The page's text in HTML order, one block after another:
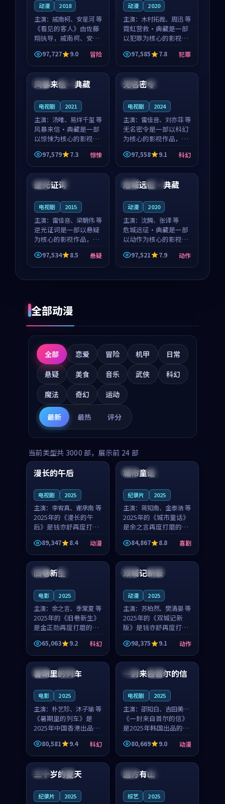
动漫 2018
主演： 戚南柯、安星河 等
《看见的客人》由佐藤
翔执导，戚南柯、安星
河领衔主演，是一部
2018年上映的泰国冒险
动漫。影片以海岸抒情
为切入，呈现一段从初
遇到告别都浸着真实情
97,727 9.0 冒险
动漫 2020
主演： 木村拓哉、周迅 等
霓虹营救·典藏是一部
以犯罪为核心的影视作
品，围绕危机、反转与
人物成长展开，整体节
奏紧凑，值得推荐观
看。
97,585 7.8 犯罪
中国 院线
风暴来信·典藏
电视剧 2021
主演： 汤唯、易烊千玺 等
风暴来信·典藏是一部
以惊悚为核心的影视作
品，围绕危机、反转与
人物成长展开，整体节
奏紧凑，值得推荐观
97,579 7.3 惊悚
英国 院线
无名密令
电视剧 2024
主演： 雷佳音、刘亦菲 等
无名密令是一部以科幻
为核心的影视作品，围
绕危机、反转与人物成
长展开，整体节奏紧
凑，值得推荐观看。
97,558 9.1 科幻
韩国 4K
逆光证词
电视剧 2015
主演： 雷佳音、梁朝伟 等
逆光证词是一部以悬疑
为核心的影视作品，围
绕危机、反转与人物成
长展开，整体节奏紧
凑，值得推荐观看。
97,534 8.5 悬疑
中国 杜比
危城远征·典藏
动漫 2020
主演： 沈腾、张译 等
危城远征·典藏是一部
以动作为核心的影视作
品，围绕危机、反转与
人物成长展开，整体节
奏紧凑，值得推荐观
97,521 7.9 动作
全部动漫
全部 恋爱 冒险 机甲
日常
悬疑
美食 音乐 武侠
科幻
魔法
奇幻 运动
最新 最热 评分
当前类型共 3000 部，展示前 24 部
中国 高分
99:16
漫长的午后
电视剧 2025
主演： 李宥真、谢承南 等
2025年的《漫长的午
后》是钱亦舒再度打磨
的动漫佳作。中国大陆
的取景与海岛日常的氛
围相互成就，李宥真与
谢承南的对手戏自然克
制，让整部影片在悬念
89,347 8.4 动漫
美国 院线
城市童话
纪录片 2025
主演： 蒋知南、金泰浩 等
2025年的《城市童话》
是余之言再度打磨的喜
剧佳作。美国的取景与
历史战争的氛围相互成
就，蒋知南与金泰浩的
对手戏自然克制，让整
部影片在悬念与温度
84,867 8.8 喜剧
英国 完结
旧巷新生
电影 2025
主演： 余之言、季棠夏 等
2025年的《旧巷新生》
是金正勋再度打磨的科
幻佳作。英国的取景与
雨夜物语的氛围相互成
就，余之言与季棠夏的
对手戏自然克制，让整
部影片在悬念与温度
65,063 9.2 科幻
中国 独播
双城记新版
动漫 2025
主演： 苏柏然、樊清晏 等
2025年的《双城记新
版》是钱亦舒再度打磨
的动作佳作。中国大陆
的取景与沙漠探险的氛
围相互成就，苏柏然与
樊清晏的对手戏自然克
制，让整部影片在悬念
98,375 9.1 动作
中国 杜比
暑期里的列车
电影 2025
主演： 朴艺珍、沐子瑜 等
《暑期里的列车》是
2025年中国香港出品的
科幻新作，主创团队希
望用城市夜归人的故事
让观众停下来想一想。
朴艺珍领衔，沐子瑜担
任重要角色，郑书延的
80,581 9.4 科幻
韩国 热播
一封来自首尔的信
电视剧 2025
主演： 邵知白、吉田美琴
等
《一封来自首尔的信》
是2025年韩国出品的动
漫新作，主创团队希望
用高考往事的故事让观
众停下来想一想。邵知
重要角色，谢承南的
80,669 9.0 动漫
法国 4K
三十岁的夏天
纪录片 2025
法国 独播
远方有山
综艺 2025